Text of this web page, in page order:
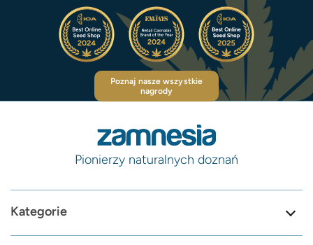
Poznaj nasze wszystkie
nagrody
Pionierzy naturalnych doznań
Kategorie